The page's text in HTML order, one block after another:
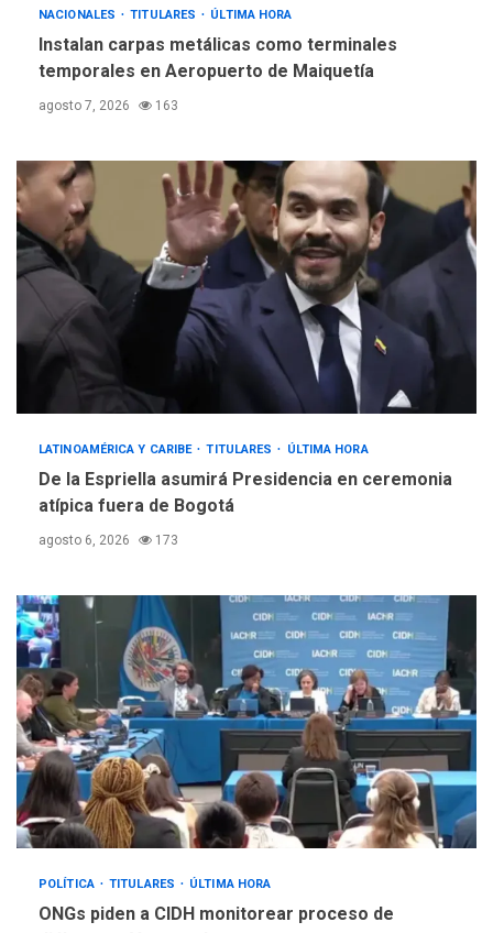
NACIONALES TITULARES ÚLTIMA HORA
Instalan carpas metálicas como terminales
temporales en Aeropuerto de Maiquetía
agosto 7, 2026 163
LATINOAMÉRICA Y CARIBE TITULARES ÚLTIMA HORA
De la Espriella asumirá Presidencia en ceremonia
atípica fuera de Bogotá
agosto 6, 2026 173
POLÍTICA TITULARES ÚLTIMA HORA
ONGs piden a CIDH monitorear proceso de